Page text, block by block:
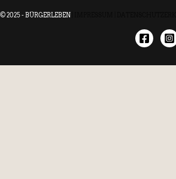
© 2025 - BÜRGERLEBEN